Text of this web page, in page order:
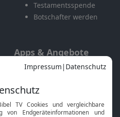
Testamentsspende
Botschafter werden
Apps & Angebote
Mobile App
Smart TV